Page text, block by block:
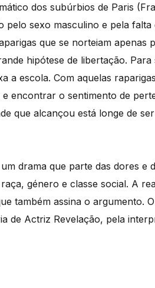
dos subúrbios de Paris
pelo sexo masculino e pela falta
que se norteiam apenas
hipótese de libertação. Para
a escola. Com aquelas
encontrar o sentimento de
que alcançou está longe de
drama que parte das dores e
género e classe social. A
também assina o argumento.
de Actriz Revelação, pela